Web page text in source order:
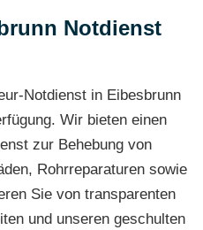
Notdienst
Notdienst in Eibesbrunn
Wir bieten einen
zur Behebung von
Rohrreparaturen sowie
Sie von transparenten
und unseren geschulten